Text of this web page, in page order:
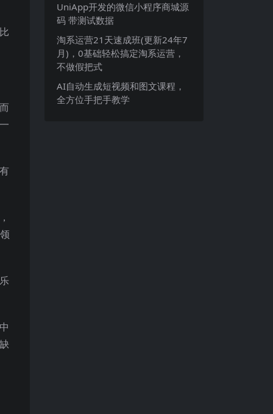
UniApp开发的微信小程序商城源
码 带测试数据
淘系运营21天速成班(更新24年7
月)，0基础轻松搞定淘系运营，
不做假把式
AI自动生成短视频和图文课程，
全方位手把手教学